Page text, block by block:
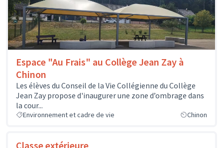
Espace "Au Frais" au Collège Jean Zay à
Chinon
Les élèves du Conseil de la Vie Collégienne du Collège
Jean Zay propose d'inaugurer une zone d’ombrage dans
la cour...
Environnement et cadre de vie Chinon
Classe extérieure